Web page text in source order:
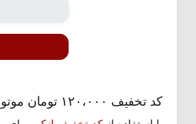
کد تخفیف ۱۲۰،۰۰۰ تومان موتور بدنه ازکی